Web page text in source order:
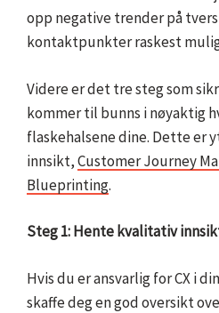
opp negative trender på
kontaktpunkter raskest
Videre er det tre steg som
kommer til bunns i nøyaktig
flaskehalsene dine. Dette er
innsikt,Customer Journey
Blueprinting.
Steg 1: Hente kvalitativ
Hvis du er ansvarlig for CX i
skaffe deg en god oversikt